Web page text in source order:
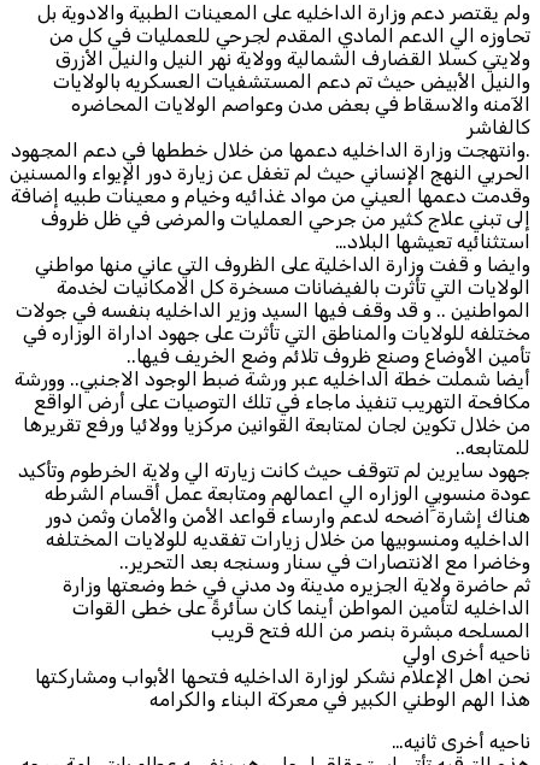
ولم يقتصر دعم وزارة الداخليه على المعينات الطبية والادوية بل
تحاوزه الي الدعم المادي المقدم لجرحي للعمليات في كل من
ولايتي كسلا القضارف الشمالية وولاية نهر النيل والنيل الأزرق
والنيل الأبيض حيث تم دعم المستشفيات العسكريه بالولايات
الآمنه والاسقاط في بعض مدن وعواصم الولايات المحاضره
كالفاشر
.وانتهجت وزارة الداخليه دعمها من خلال خططها في دعم المجهود
الحربي النهج الإنساني حيث لم تغفل عن زيارة دور الإيواء والمسنين
وقدمت دعمها العيني من مواد غذائيه وخيام و معينات طبيه إضافة
إلى تبني علاج كثير من جرحي العمليات والمرضى في ظل ظروف
استثنائيه تعيشها البلاد…
وايضا و قفت وزارة الداخلية على الظروف التي عاني منها مواطني
الولايات التي تأثرت بالفيضانات مسخرة كل الامكانيات لخدمة
المواطنين .. و قد وقف فيها السيد وزير الداخليه بنفسه في جولات
مختلفه للولايات والمناطق التي تأثرت على جهود اداراة الوزاره في
تأمين الأوضاع وصنع ظروف تلائم وضع الخريف فيها..
أيضا شملت خطة الداخليه عبر ورشة ضبط الوجود الاجنبي.. وورشة
مكافحة التهريب تنفيذ ماجاء في تلك التوصيات على أرض الواقع
من خلال تكوين لجان لمتابعة القوانين مركزيا وولائيا ورفع تقريرها
للمتابعه..
جهود سايرين لم تتوقف حيث كانت زيارته الي ولاية الخرطوم وتأكيد
عودة منسوبي الوزاره الي اعمالهم ومتابعة عمل أقسام الشرطه
هناك إشارة َاضحه لدعم وارساء قواعد الأمن والأمان وثمن دور
الداخليه ومنسوبيها من خلال زيارات تفقديه للولايات المختلفه
وخاضرا مع الانتصارات في سنار وسنجه بعد التحرير..
ثم حاضرة ولاية الجزيره مدينة ود مدني في خط وضعتها وزارة
الداخليه لتأمين المواطن أينما كان سائرةً على خطى القوات
المسلحه مبشرة بنصر من الله فتح قريب
ناحيه أخرى اولي
نحن اهل الإعلام نشكر لوزارة الداخليه فتحها الأبواب ومشاركتها
هذا الهم الوطني الكبير في معركة البناء والكرامه
ناحيه أخرى ثانيه…